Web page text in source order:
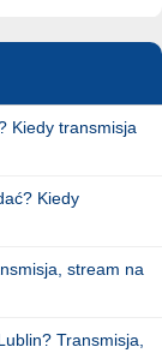
Kiedy transmisja
Kiedy
stream na
Transmisja,